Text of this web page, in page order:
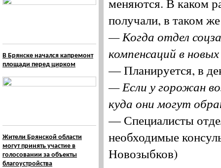
В Брянске начался капремонт
площади перед цирком
Жители Брянской области
могут принять участие в
голосовании за объекты
благоустройства
получали, в таком
— Когда отдел
компенсаций в
— Планируется, в
— Если у горожан
куда они могут
— Специалисты
необходимые
Новозыбков)